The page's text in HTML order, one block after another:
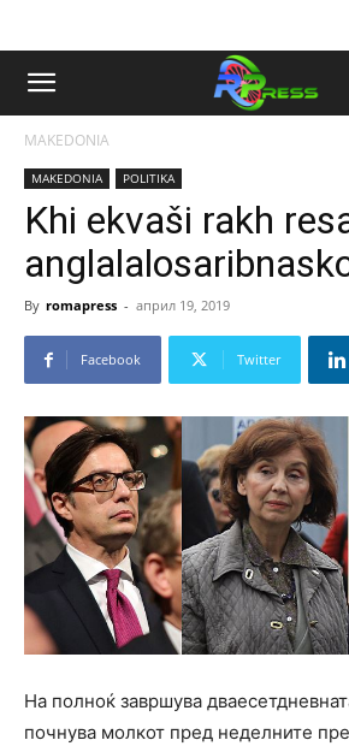
MAKEDONIA
MAKEDONIA POLITIKA
Khi ekvaši rakh
By romapress - април 19, 2019
Facebook Twitter
На полноќ завршува
почнува молкот пред неделните